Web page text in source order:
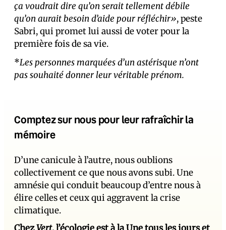
ça voudrait dire qu’on serait tellement débile
qu’on aurait besoin d’aide pour réfléchir», peste
Sabri, qui promet lui aussi de voter pour la
première fois de sa vie.
*Les personnes marquées d’un astérisque n’ont
pas souhaité donner leur véritable prénom.
Comptez sur nous pour leur rafraîchir la
mémoire
D’une canicule à l’autre, nous oublions
collectivement ce que nous avons subi. Une
amnésie qui conduit beaucoup d’entre nous à
élire celles et ceux qui aggravent la crise
climatique.